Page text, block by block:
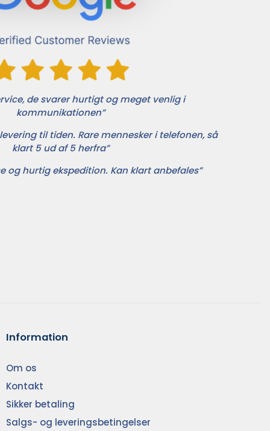
de svarer hurtigt og meget venlig i
kommunikationen”
til tiden. Rare mennesker i telefonen, så
klart 5 ud af 5 herfra”
og hurtig ekspedition. Kan klart anbefales”
Information
Om os
Kontakt
Sikker betaling
Salgs- og leveringsbetingelser